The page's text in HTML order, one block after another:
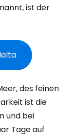
ist der
des feinen
ist die
und bei
Tage auf